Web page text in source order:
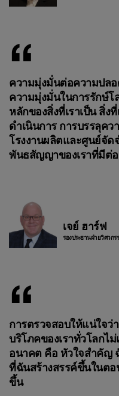
ความมุ่งมั่นต่อความปล
ความมุ่งมั่นในการรักษ์โ
หลักของสิ่งที่เราเป็น สิ่ง
ดำเนินการ การบรรลุคว
โรงงานผลิตและศูนย์จัด
พันธสัญญาของเราที่มีต่
เจย์ ฮาร์ฟ
รองประธานฝ่ายวิศวกร
การตรวจสอบให้แน่ใจว่
บริโภคของเราทั่วโลกไ
อนาคต คือ หัวใจสำคัญ
ที่ฉันสร้างสรรค์ขึ้นในตอ
ขึ้น